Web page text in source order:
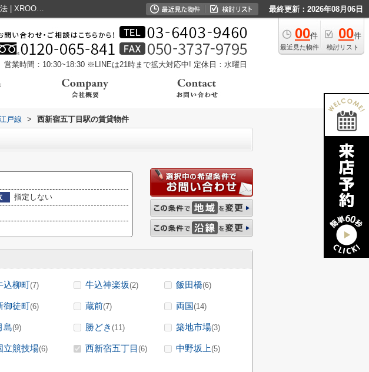
西新宿五丁目駅周辺の賃貸、店舗、事務所一覧｜理想のお部屋をみつける スマートな方法 | XROOMS 最終更新：2026年08月06日
00件
最近見た物件
00件
検討リスト
営業時間：10:30~18:30 ※LINEは21時まで拡大対応中! 定休日：水曜日
戸線 > 西新宿五丁目駅の賃貸物件
指定しない
込柳町(7) 牛込神楽坂(2) 飯田橋(6)
御徒町(6) 蔵前(7) 両国(14)
島(9) 勝どき (11) 築地市場(3)
立競技場(6) 西新宿五丁目 (6) 中野坂上(5)